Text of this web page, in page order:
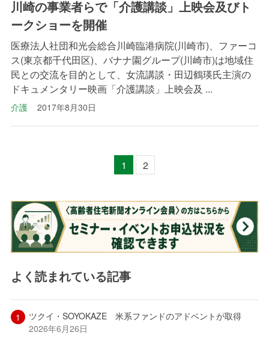
川崎の事業者らで「介護講談」上映会及びト
ークショーを開催
医療法人社団和光会総合川崎臨港病院(川崎市)、ファーコ
ス(東京都千代田区)、バナナ園グループ(川崎市)は地域住
民との交流を目的として、女流講談・田辺鶴瑛氏主演の
ドキュメンタリー映画「介護講談」上映会及 ...
介護 2017年8月30日
1 2
よく読まれている記事
ツクイ・SOYOKAZE 米系ファンドのアドベントが取得
2026年6月26日